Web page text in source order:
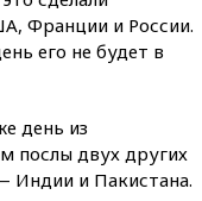
Франции и России.
его не будет в
день из
послы двух других
Индии и Пакистана.